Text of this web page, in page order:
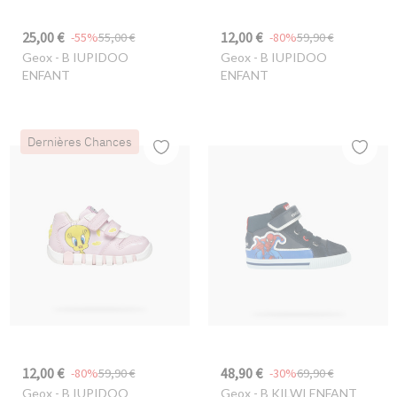
25,00 € 55,00 €
-55%
Geox- B IUPIDOO
ENFANT
12,00 € 59,90 €
-80%
Geox- B IUPIDOO
ENFANT
Dernières Chances
12,00 € 59,90 €
-80%
Geox- B IUPIDOO
48,90 € 69,90 €
-30%
Geox- B KILWI ENFANT